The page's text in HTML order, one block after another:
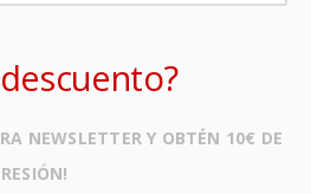
NEWSLETTER Y OBTÉN 10€ DE